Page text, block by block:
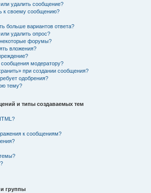
удалить сообщение?
к своему сообщению?
больше вариантов ответа?
удалить опрос?
форумы?
вложения?
модератору?
при создании сообщения?
одобрения?
тему?
и типы создаваемых тем
к сообщениям?
группы